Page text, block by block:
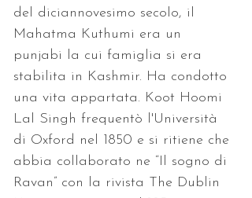
del diciannovesimo secolo, il
Mahatma Kuthumi era un
punjabi la cui famiglia si era
stabilita in Kashmir. Ha condotto
una vita appartata. Koot Hoomi
Lal Singh frequentò l'Università
di Oxford nel 1850 e si ritiene che
abbia collaborato ne “Il sogno di
Ravan” con la rivista The Dublin